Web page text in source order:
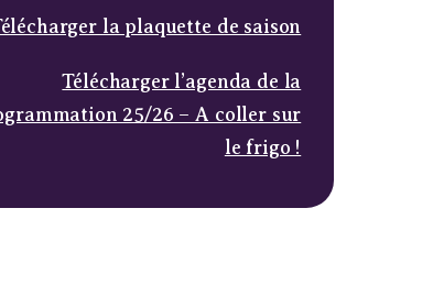
la plaquette de saison
Télécharger l’agenda de la
25/26 – A coller sur
le frigo !